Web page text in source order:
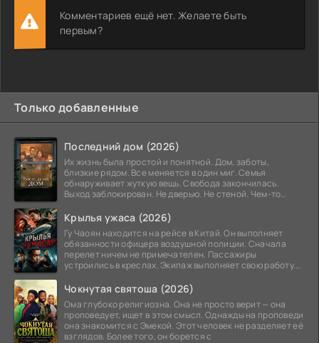
Комментариев ещё нет. Желаете быть
первым?
Только добавленные
Последний дом (2026)
Их жизнь была простой и понятной. Дом, заботы,
близкие рядом. Все меняется в один миг. Семья
обнаруживает жуткую вещь. Свобода закончилась.
Выход заблокирован. Не дверью. Не стеной. Чем-то
Крылья ужаса (2026)
Гу Чаоян находится на рейсе в Китай. Он выполняет
обязанности офицера воздушной полиции. Сначала
перелет ничем не примечателен. Пассажиры
устроились в креслах. Экипаж выполняет свою работу.
Чокнутая святоша (2026)
Ома глубоко религиозна. Она не просто верит — она
проповедует, ищет в этом смысл. Однажды на проповеди
она знакомится с Эмекой. Этот человек не разделяет её
взглядов. Более того, он борется с